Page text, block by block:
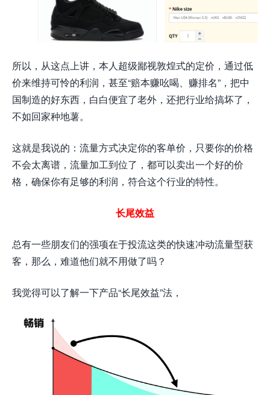
所以，从这点上讲，本人超级鄙视敦煌式的定价，通过低
价来维持可怜的利润，甚至“赔本赚吆喝、赚排名”，把中
国制造的好东西，白白便宜了老外，还把行业给搞坏了，
不如回家种地薯。
这就是我说的：流量方式决定你的客单价，只要你的价格
不会太离谱，流量加工到位了，都可以卖出一个好的价
格，确保你有足够的利润，符合这个行业的特性。
长尾效益
总有一些朋友们的强项在于投流这类的快速冲动流量型获
客，那么，难道他们就不用做了吗？
我觉得可以了解一下产品“长尾效益”法，